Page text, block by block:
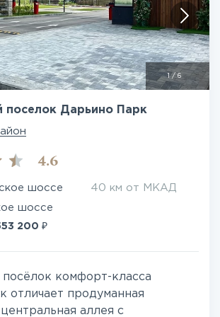
1/6
поселок Дарьино Парк
4.6
шоссе 40 км от МКАД
шоссе
200 ₽
комфорт-класса
отличает продуманная
аллея с